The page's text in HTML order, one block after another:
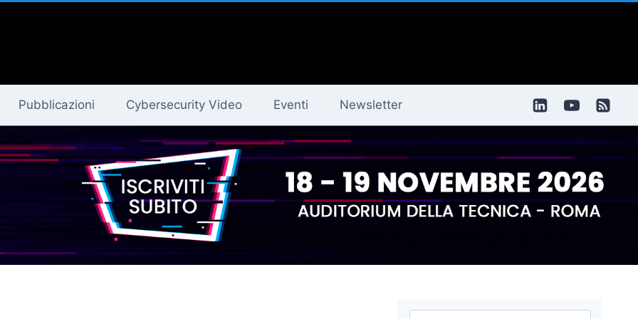
Pubblicazioni Cybersecurity Video Eventi Newsletter